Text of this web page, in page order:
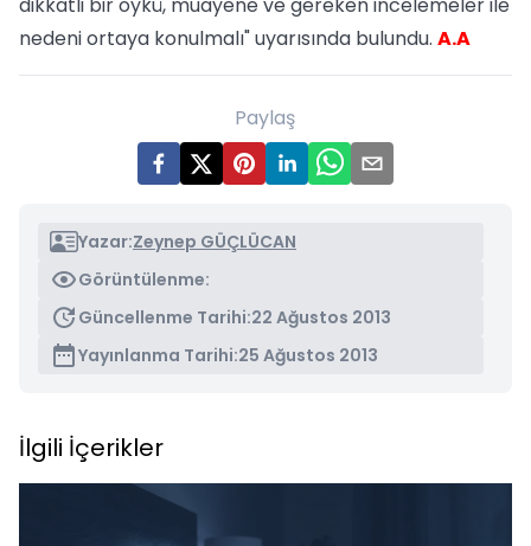
nedeni ortaya konulmalı" uyarısında bulundu. A.A
Paylaş
Yazar:Zeynep GÜÇLÜCAN
Görüntülenme:
Güncellenme Tarihi:22 Ağustos 2013
Yayınlanma Tarihi:25 Ağustos 2013
İlgili İçerikler